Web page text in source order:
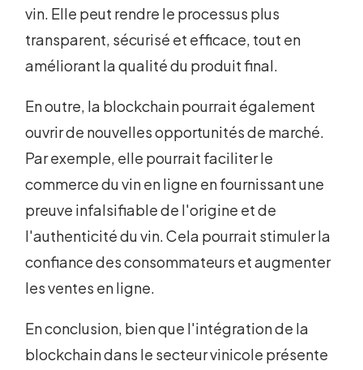
vin. Elle peut rendre le processus plus
transparent, sécurisé et efficace, tout en
améliorant la qualité du produit final.
En outre, la blockchain pourrait également
ouvrir de nouvelles opportunités de marché.
Par exemple, elle pourrait faciliter le
commerce du vin en ligne en fournissant une
preuve infalsifiable de l'origine et de
l'authenticité du vin. Cela pourrait stimuler la
confiance des consommateurs et augmenter
les ventes en ligne.
En conclusion, bien que l'intégration de la
blockchain dans le secteur vinicole présente